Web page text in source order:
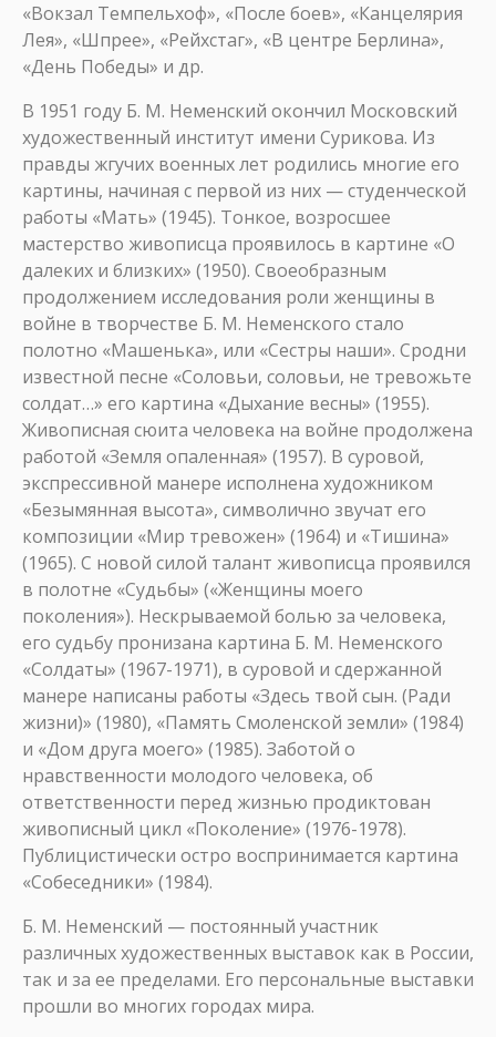
«Вокзал Темпельхоф», «После боев», «Канцелярия
Лея», «Шпрее», «Рейхстаг», «В центре Берлина»,
«День Победы» и др.
В 1951 году Б. М. Неменский окончил Московский
художественный институт имени Сурикова. Из
правды жгучих военных лет родились многие его
картины, начиная с первой из них — студенческой
работы «Мать» (1945). Тонкое, возросшее
мастерство живописца проявилось в картине «О
далеких и близких» (1950). Своеобразным
продолжением исследования роли женщины в
войне в творчестве Б. М. Неменского стало
полотно «Машенька», или «Сестры наши». Сродни
известной песне «Соловьи, соловьи, не тревожьте
солдат…» его картина «Дыхание весны» (1955).
Живописная сюита человека на войне продолжена
работой «Земля опаленная» (1957). В суровой,
экспрессивной манере исполнена художником
«Безымянная высота», символично звучат его
композиции «Мир тревожен» (1964) и «Тишина»
(1965). С новой силой талант живописца проявился
в полотне «Судьбы» («Женщины моего
поколения»). Нескрываемой болью за человека,
его судьбу пронизана картина Б. М. Неменского
«Солдаты» (1967-1971), в суровой и сдержанной
манере написаны работы «Здесь твой сын. (Ради
жизни)» (1980), «Память Смоленской земли» (1984)
и «Дом друга моего» (1985). Заботой о
нравственности молодого человека, об
ответственности перед жизнью продиктован
живописный цикл «Поколение» (1976-1978).
Публицистически остро воспринимается картина
«Собеседники» (1984).
Б. М. Неменский — постоянный участник
различных художественных выставок как в России,
так и за ее пределами. Его персональные выставки
прошли во многих городах мира.